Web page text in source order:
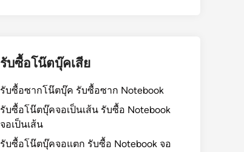
รับซื้อโน๊ตบุ๊คเสีย
รับซื้อซากโน๊ตบุ๊ค รับซื้อซาก Notebook
รับซื้อโน๊ตบุ๊คจอเป็นเส้น รับซื้อ Notebook
จอเป็นเส้น
รับซื้อโน๊ตบุ๊คจอแตก รับซื้อ Notebook จอ